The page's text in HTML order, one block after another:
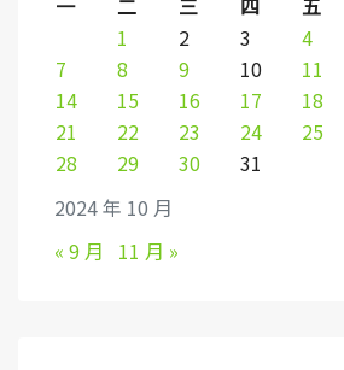
2024 年 10 月
1
2 3 4
7
8 9 10 11
14
15 16 17 18
21
22 23 24 25
28
29 30 31
« 9 月 11 月 »